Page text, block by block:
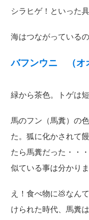
シラヒゲ！といった具
海はつながっている
バフンウニ （オ
緑から茶色。トゲは
馬のフン（馬糞）の
た。狐に化かされて
たら馬糞だった・・
似ている事は分かりま
え！食べ物に💩なん
けられた時代、馬糞